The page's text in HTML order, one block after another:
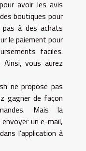
avoir les avis
boutiques pour
à des achats
le paiement pour
faciles.
Ainsi, vous aurez
ne propose pas
gagner de façon
Mais la
un e-mail,
l’application à